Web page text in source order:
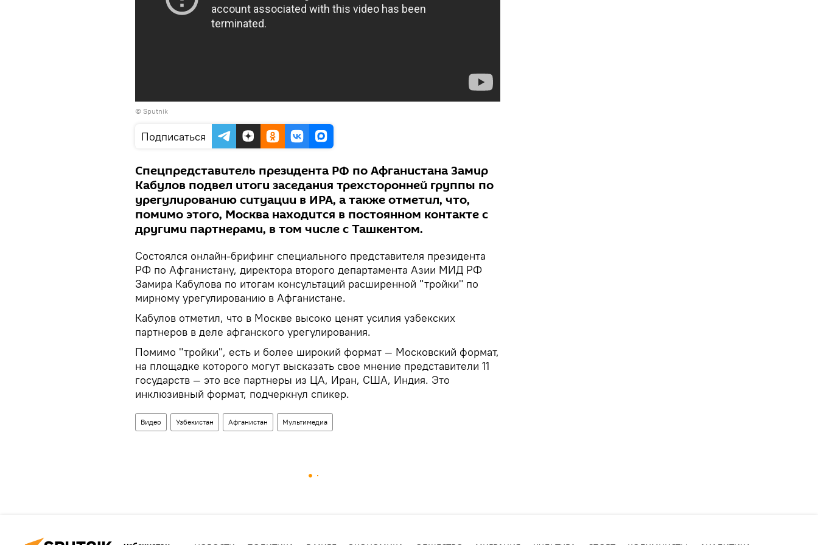
© Sputnik
Подписаться
Спецпредставитель президента РФ по Афганистана Замир
Кабулов подвел итоги заседания трехсторонней группы по
урегулированию ситуации в ИРА, а также отметил, что,
помимо этого, Москва находится в постоянном контакте с
другими партнерами, в том числе с Ташкентом.
Состоялся онлайн-брифинг специального представителя президента
РФ по Афганистану, директора второго департамента Азии МИД РФ
Замира Кабулова по итогам консультаций расширенной "тройки" по
мирному урегулированию в Афганистане.
Кабулов отметил, что в Москве высоко ценят усилия узбекских
партнеров в деле афганского урегулирования.
Помимо "тройки", есть и более широкий формат — Московский формат,
на площадке которого могут высказать свое мнение представители 11
государств — это все партнеры из ЦА, Иран, США, Индия. Это
инклюзивный формат, подчеркнул спикер.
Видео Узбекистан Афганистан Мультимедиа